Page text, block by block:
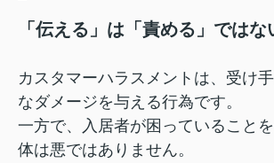
「伝える」は「責める」ではな
カスタマーハラスメントは、受け
なダメージを与える行為です。
一方で、入居者が困っていること
体は悪ではありません。